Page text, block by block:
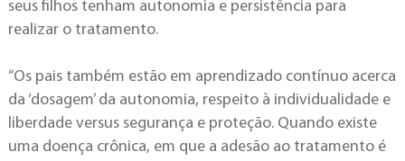
seus filhos tenham autonomia e persistência para
realizar o tratamento.
“Os pais também estão em aprendizado contínuo acerca
da ‘dosagem’ da autonomia, respeito à individualidade e
liberdade versus segurança e proteção. Quando existe
uma doença crônica, em que a adesão ao tratamento é